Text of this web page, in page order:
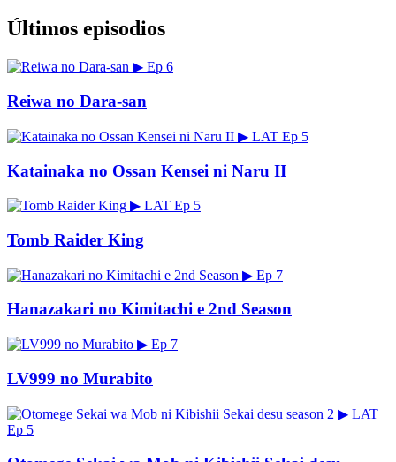
Últimos episodios
▶ Ep 6
Reiwa no Dara-san
▶ LAT Ep 5
Katainaka no Ossan Kensei ni Naru II
▶ LAT Ep 5
Tomb Raider King
▶ Ep 7
Hanazakari no Kimitachi e 2nd Season
▶ Ep 7
LV999 no Murabito
▶ LAT
Ep 5